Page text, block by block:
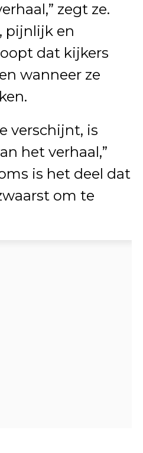
zegt ze.
pijnlijk en
dat kijkers
wanneer ze
verschijnt, is
het verhaal,”
is het deel dat
om te